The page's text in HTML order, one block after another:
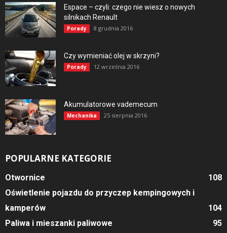
Espace – czyli: czego nie wiesz o nowych
silnikach Renault
Porady 8 grudnia 2016
Czy wymieniać olej w skrzyni?
Porady 12 września 2016
Akumulatorowe vademecum
Mechanika 25 sierpnia 2016
POPULARNE KATEGORIE
Otwornice
108
Oświetlenie pojazdu do przyczep kempingowych i
kamperów
104
Paliwa i mieszanki paliwowe
95